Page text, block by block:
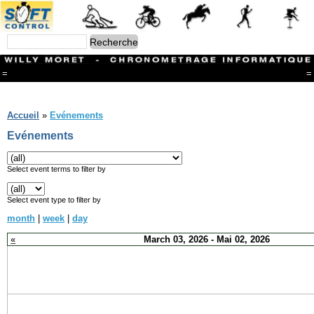
= =
Branches
CONTACT
Ski ALPIN
Triathlon
Ski Nordique
Courses à pieds
Athlétisme
Slalom In-Line
Caisse à savon
Archives
Accueil » Evénements
Evénements
Select event terms to filter by
Select event type to filter by
month | week | day
«
March 03, 2026 - Mai 02, 2026